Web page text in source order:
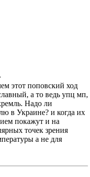
этот поповский ход
а то ведь упц мп,
Надо ли
в Украине? и когда их
покажут и на
точек зрения
а не для